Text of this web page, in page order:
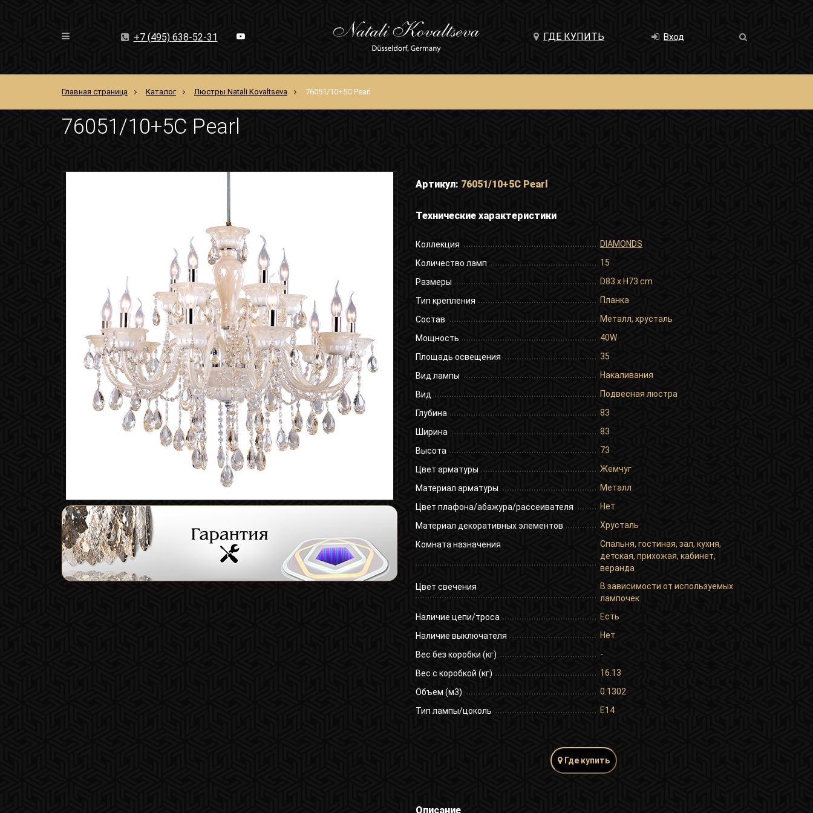
+7 (495) 638-52-31 ГДЕ КУПИТЬ Вход
Главная страница Каталог Люстры Natali Kovaltseva 76051/10+5C Pearl
76051/10+5C Pearl
Артикул: 76051/10+5C Pearl
Технические характеристики
Коллекция DIAMONDS
Количество ламп 15
Размеры D83 x H73 cm
Тип крепления Планка
Состав Металл, хрусталь
Мощность 40W
Площадь освещения 35
Вид лампы Накаливания
Вид Подвесная люстра
Глубина 83
Ширина 83
Высота 73
Цвет арматуры Жемчуг
Материал арматуры Металл
Цвет плафона/абажура/рассеивателя Нет
Материал декоративных элементов Хрусталь
Комната назначения
Спальня, гостиная, зал, кухня,
детская, прихожая, кабинет,
веранда
Цвет свечения
В зависимости от используемых
лампочек
Наличие цепи/троса
Есть
Наличие выключателя Нет
Вес без коробки (кг) -
Вес с коробкой (кг) 16.13
Объем (м3) 0.1302
Тип лампы/цоколь E14
Где купить
Описание